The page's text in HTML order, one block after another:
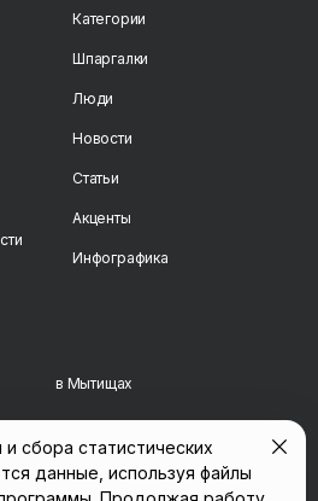
Категории
Шпаргалки
Люди
Новости
Статьи
Акценты
Инфографика
в Мытищах
в Люберцах
сбора статистических
данные, используя файлы